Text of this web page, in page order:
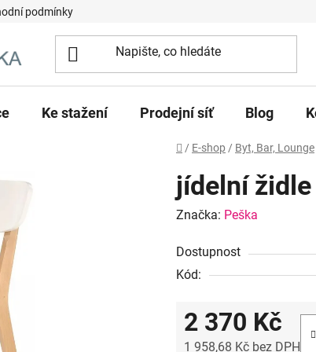
podmínky
Ke stažení Prodejní síť Blog
Domů
/ E-shop / Byt, Bar, Lounge
jídelní
Značka: Peška
Dostupnost
Kód:
2 370 Kč
1 958,68 Kč bez DPH